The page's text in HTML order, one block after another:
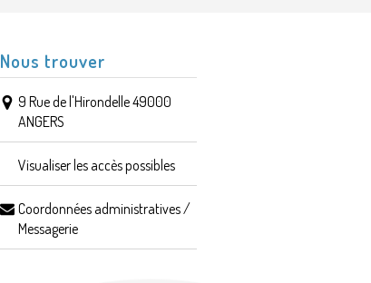
Nous trouver
9 Rue de l'Hirondelle 49000
ANGERS
Visualiser les accès possibles
Coordonnées administratives /
Messagerie